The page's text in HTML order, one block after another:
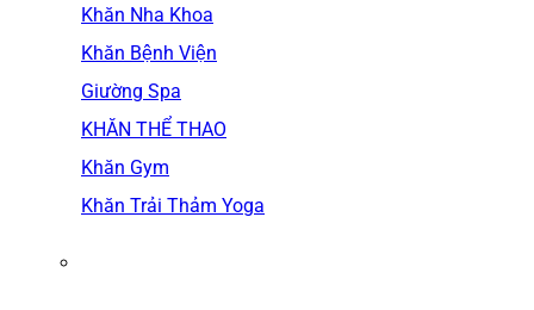
Khăn Nha Khoa
Khăn Bệnh Viện
Giường Spa
KHĂN THỂ THAO
Khăn Gym
Khăn Trải Thảm Yoga